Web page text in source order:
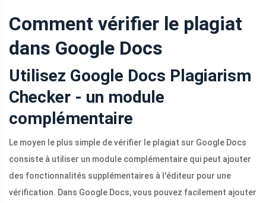
Comment vérifier le plagiat
dans Google Docs
Utilisez Google Docs Plagiarism
Checker - un module
complémentaire
Le moyen le plus simple de vérifier le plagiat sur Google Docs
consiste à utiliser un module complémentaire qui peut ajouter
des fonctionnalités supplémentaires à l'éditeur pour une
vérification. Dans Google Docs, vous pouvez facilement ajouter